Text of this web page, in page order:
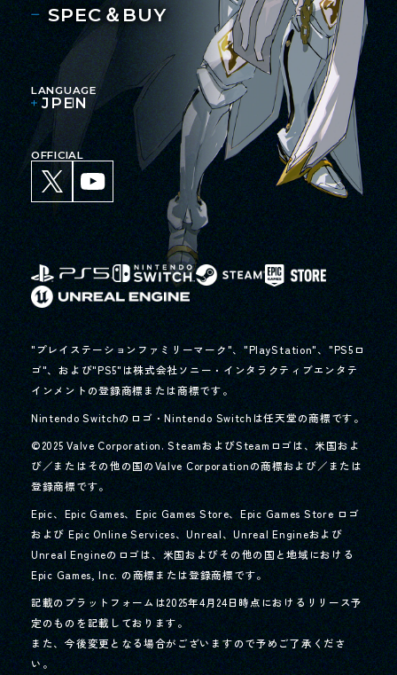
SPEC＆BUY
OFFICIAL
LANGUAGE
JPEN
"プレイステーションファミリーマーク"、"PlayStation"、"PS5ロ
ゴ"、および"PS5"は株式会社ソニー・インタラクティブエンタテ
インメントの登録商標または商標です。
Nintendo Switchのロゴ・Nintendo Switchは任天堂の商標です。
©2025 Valve Corporation. SteamおよびSteamロゴは、米国およ
び／またはその他の国のValve Corporationの商標および／または
登録商標です。
Epic、Epic Games、Epic Games Store、Epic Games Store ロゴ
および Epic Online Services、Unreal、Unreal Engineおよび
Unreal Engineのロゴは、米国およびその他の国と地域における
Epic Games, Inc. の商標または登録商標です。
記載のプラットフォームは2025年4月24日時点におけるリリース予
定のものを記載しております。
また、今後変更となる場合がございますので予めご了承くださ
い。